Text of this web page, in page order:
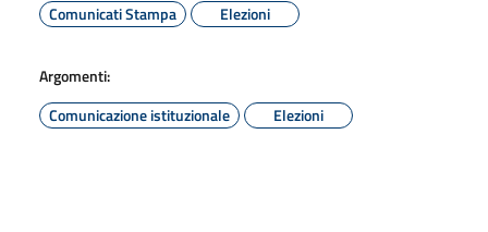
Comunicati Stampa
Elezioni
Argomenti:
Comunicazione istituzionale
Elezioni